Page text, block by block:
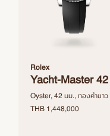
Rolex
Yacht-Master 42
Oyster, 42 มม., ทองคำขาว
THB 1,448,000